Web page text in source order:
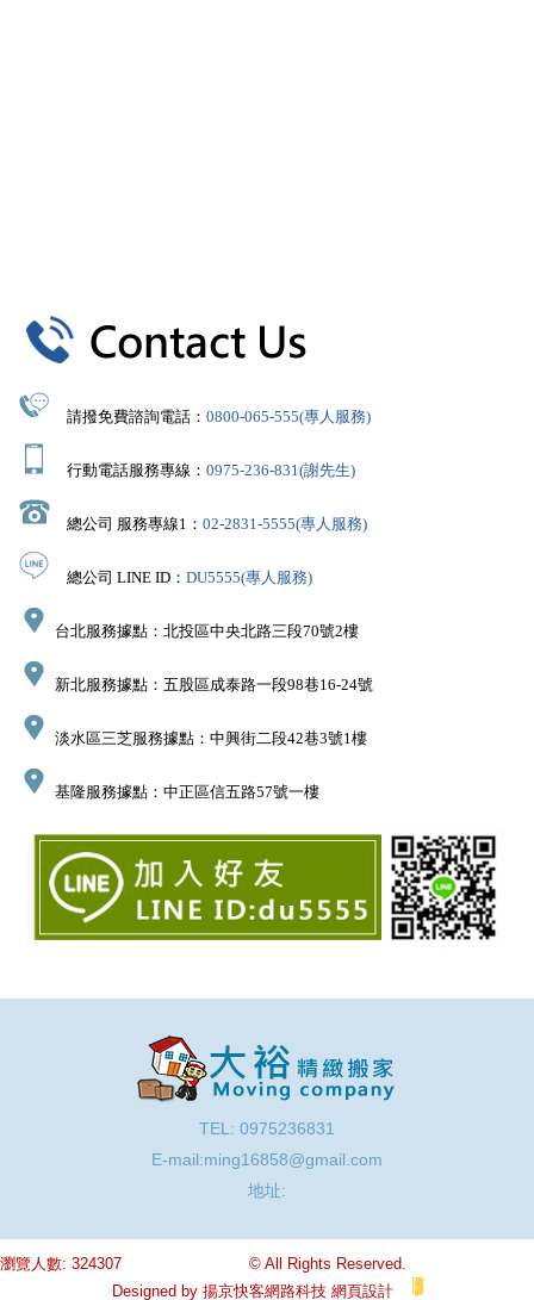
請撥免費諮詢電話：0800-065-555(專人服務)
行動電話服務專線：0975-236-831(謝先生)
總公司 服務專線1：02-2831-5555(專人服務)
總公司 LINE ID：DU5555(專人服務)
台北服務據點：北投區中央北路三段70號2樓
新北服務據點：五股區成泰路一段98巷16-24號
淡水區三芝服務據點：中興街二段42巷3號1樓
基隆服務據點：中正區信五路57號一樓
TEL: 0975236831
E-mail:ming16858@gmail.com
地址:
瀏覽人數: 324307
© All Rights Reserved.
Designed by 揚京快客網路科技網頁設計